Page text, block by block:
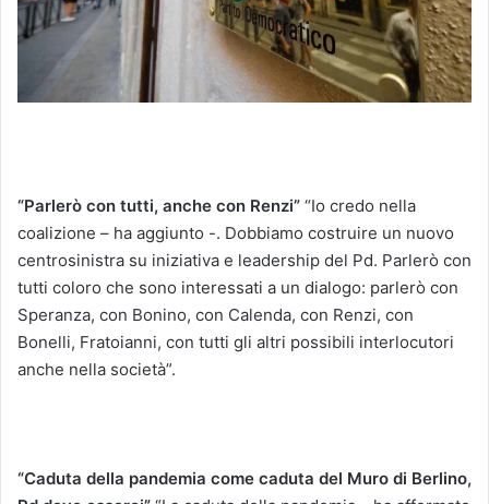
“Parlerò con tutti, anche con Renzi” “Io credo nella
coalizione – ha aggiunto -. Dobbiamo costruire un nuovo
centrosinistra su iniziativa e leadership del Pd. Parlerò con
tutti coloro che sono interessati a un dialogo: parlerò con
Speranza, con Bonino, con Calenda, con Renzi, con
Bonelli, Fratoianni, con tutti gli altri possibili interlocutori
anche nella società”.
“Caduta della pandemia come caduta del Muro di Berlino,